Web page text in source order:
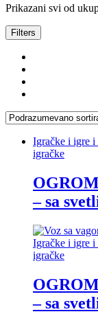
Prikazani svi od
Filters
Igračke i igre
igračke
– sa
Igračke i igre
igračke
– sa